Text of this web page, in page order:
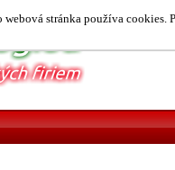
webová stránka používa cookies.